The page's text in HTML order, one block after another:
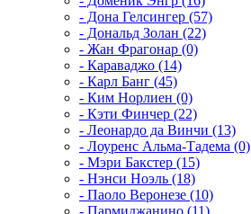
- Дона Гелсингер (57)
- Дональд Золан (22)
- Жан Фрагонар (0)
- Караваджо (14)
- Карл Банг (45)
- Ким Норлиен (0)
- Кэти Финчер (22)
- Леонардо да Винчи (13)
- Лоуренс Альма-Тадема (0)
- Мэри Бакстер (15)
- Нэнси Ноэль (18)
- Паоло Веронезе (10)
- Пармиджанино (11)